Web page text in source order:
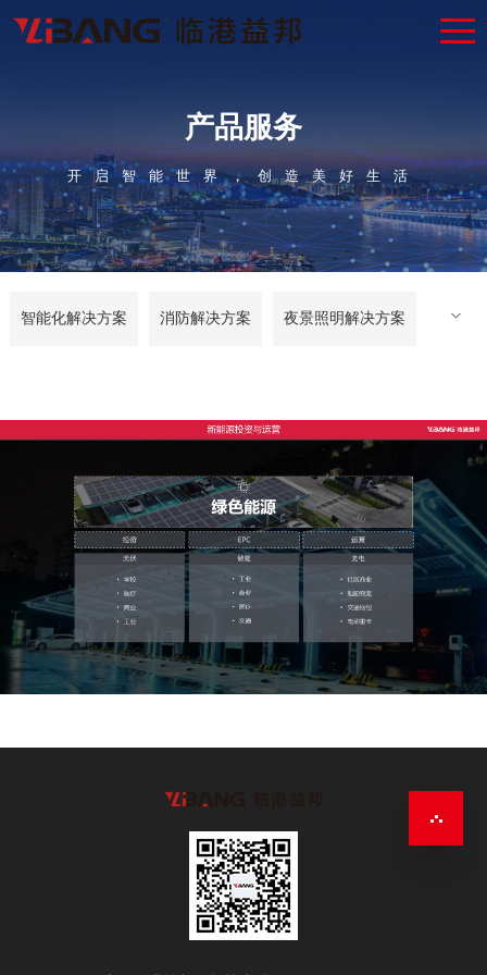
产品服务
开启智能世界，创造美好生活
智能化解决方案 消防解决方案 夜景照明解决方案